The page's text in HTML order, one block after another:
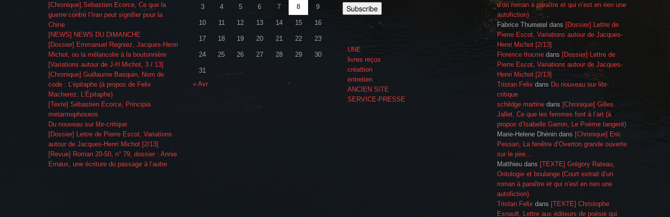
[Chronique] Sébastien Ecorce, Ce que la
guerre contre l’Iran peut signifier pour la
Chine
[NEWS] NEWS DU DIMANCHE
[Dossier] Emmanuel Regniez, Jacques-Henri
Michot, ou la mélancolie à la boutonnière
[Variations autour de J-H Michot, 3 / 13]
[Chronique] Guillaume Basquin, Nom de
code : L’épitaphe (à propos de Felix
Macherez, L’Épitaphe)
[Texte] Sébastien Ecorce, Principia
metarmophoseos
Du nouveau sur libr-critique
[Dossier] Lettre de Pierre Escot, Variations
autour de Jacques-Henri Michot [2/13]
[Revue] Roman 20-50, n° 79, dossier : Annie
Ernaux, une écriture du passage à l’autre
3 4 5 6 7 8 9
10 11 12 13 14 15 16
17 18 19 20 21 22 23
24 25 26 27 28 29 30
31
« Avr
UNE
livres reçus
créattion
entretien
ANCIEN SITE
SERVICE-PRESSE
d’un roman à paraître et qui n’est en rien une
autofiction)
Fabrice Thumerel dans [Dossier] Lettre de
Pierre Escot, Variations autour de Jacques-
Henri Michot [2/13]
Florence trocme dans [Dossier] Lettre de
Pierre Escot, Variations autour de Jacques-
Henri Michot [2/13]
Tristan Felix dans Du nouveau sur libr-
critique
schildge martine dans [Chronique] Gilles
Jallet, Ce que les femmes font à l’art (à
propos d’Isabelle Garron, Le Poème tangent)
Marie-Helene Dhénin dans [Chronique] Eric
Pessan, La fenêtre d’Overton grande ouverte
sur le pire…
Matthieu dans [TEXTE] Grégory Rateau,
Ontologie et boulange (Court extrait d’un
roman à paraître et qui n’est en rien une
autofiction)
Tristan Felix dans [TEXTE] Christophe
Esnault, Lettre aux éditeurs de poésie qui